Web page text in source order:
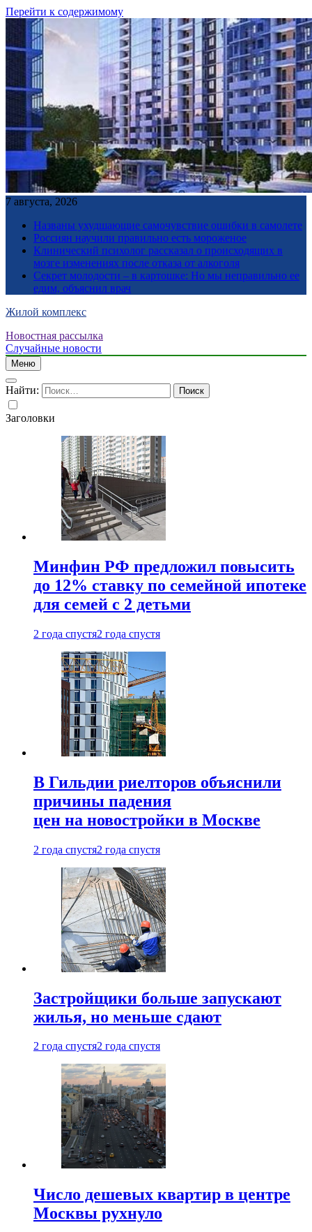
Перейти к содержимому
7 августа, 2026
Названы ухудшающие самочувствие ошибки в самолете
Россиян научили правильно есть мороженое
Клинический психолог рассказал о происходящих в
мозге изменениях после отказа от алкоголя
Секрет молодости – в картошке: Но мы неправильно ее
едим, объяснил врач
Жилой комплекс
Новостная рассылка
Случайные новости
Меню
Найти:
Заголовки
Минфин РФ предложил повысить
до 12% ставку по семейной ипотеке
для семей с 2 детьми
2 года спустя2 года спустя
В Гильдии риелторов объяснили
причины падения
цен на новостройки в Москве
2 года спустя2 года спустя
Застройщики больше запускают
жилья, но меньше сдают
2 года спустя2 года спустя
Число дешевых квартир в центре
Москвы рухнуло